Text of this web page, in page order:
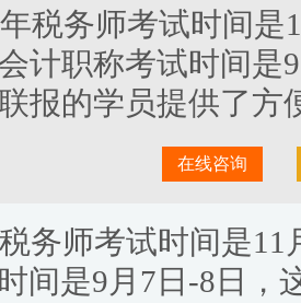
税务师考试时间是
计职称考试时间是
报的学员提供了方
在线咨询
师考试时间是11
间是9月7日-8日，